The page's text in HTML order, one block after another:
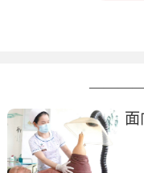
————